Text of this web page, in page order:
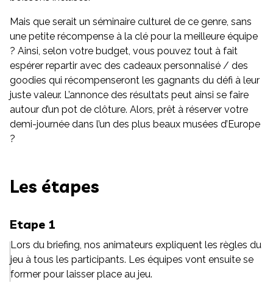
Mais que serait un séminaire culturel de ce genre, sans
une petite récompense à la clé pour la meilleure équipe
? Ainsi, selon votre budget, vous pouvez tout à fait
espérer repartir avec des cadeaux personnalisé / des
goodies qui récompenseront les gagnants du défi à leur
juste valeur. L’annonce des résultats peut ainsi se faire
autour d’un pot de clôture. Alors, prêt à réserver votre
demi-journée dans l’un des plus beaux musées d’Europe
?
Les étapes
Etape 1
Lors du briefing, nos animateurs expliquent les règles du
jeu à tous les participants. Les équipes vont ensuite se
former pour laisser place au jeu.